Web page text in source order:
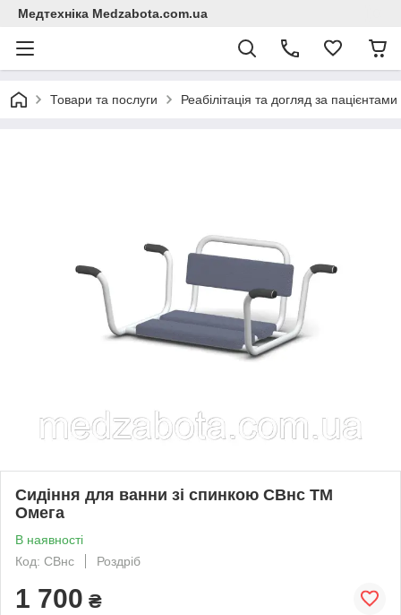
Медтехніка Medzabota.com.ua
Товари та послуги Реабілітація та догляд за пацієнтами
Сидіння для ванни зі спинкою СВнс ТМ
Омега
В наявності
Код: СВнс
Роздріб
1 700 ₴